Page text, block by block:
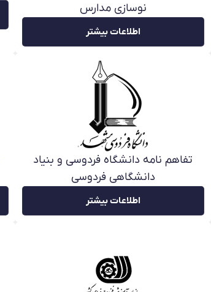
نوسازی مدارس
اطلاعات بیشتر
تفاهم نامه دانشگاه فردوسی و بنیاد
دانشگاهی فردوسی
اطلاعات بیشتر